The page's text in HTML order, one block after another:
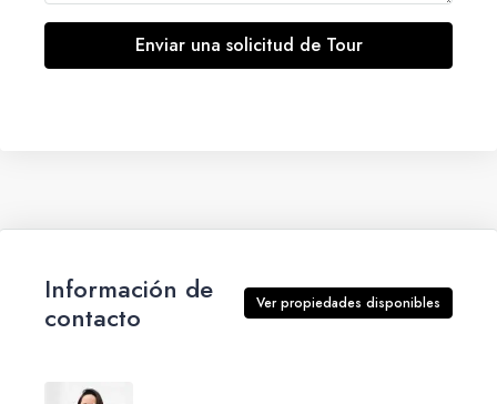
Enviar una solicitud de Tour
Información de
contacto
Ver propiedades disponibles